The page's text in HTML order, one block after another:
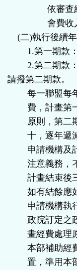
依審查
會費收
(二)執行後續年
1.第一期款：
2.第二期款：
請撥第二期款。
每一聯盟每
費，計畫第
原則，第二
十，逐年遞
申請機構及
注意義務，
計畫結束後
如有結餘應
申請機構執
政院訂定之
畫經費處理
本部補助經
置，準用本